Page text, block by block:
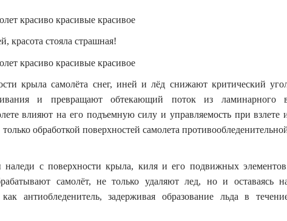
красота стояла страшная!
крыла самолёта снег, иней и лёд снижают критический
и превращают обтекающий поток из ламинарного
влияют на его подъемную силу и управляемость при взлете
обработкой поверхностей самолета
с поверхности крыла, киля и его подвижных
самолёт, не только удаляют лед, но и оставаясь
антиобледенитель, задерживая образование льда в